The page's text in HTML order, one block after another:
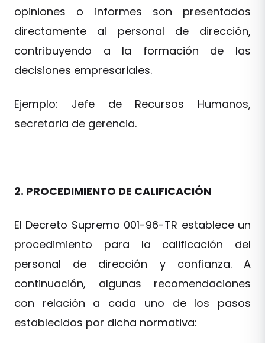
opiniones o informes son presentados
directamente al personal de dirección,
contribuyendo a la formación de las
decisiones empresariales.
Ejemplo: Jefe de Recursos Humanos,
secretaria de gerencia.
2. PROCEDIMIENTO DE CALIFICACIÓN
El Decreto Supremo 001-96-TR establece un
procedimiento para la calificación del
personal de dirección y confianza. A
continuación, algunas recomendaciones
con relación a cada uno de los pasos
establecidos por dicha normativa: